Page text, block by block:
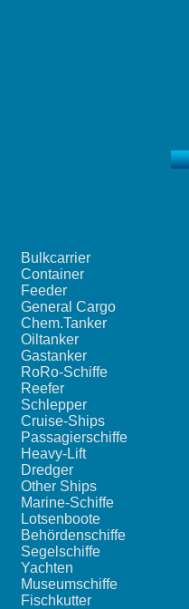
Bulkcarrier
Container
Feeder
General Cargo
Chem.Tanker
Oiltanker
Gastanker
RoRo-Schiffe
Reefer
Schlepper
Cruise-Ships
Passagierschiffe
Heavy-Lift
Dredger
Other Ships
Marine-Schiffe
Lotsenboote
Behördenschiffe
Segelschiffe
Yachten
Museumschiffe
Fischkutter